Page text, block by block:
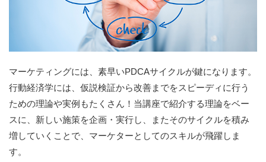
マーケティングには、素早いPDCAサイクルが鍵になります。
行動経済学には、仮説検証から改善までをスピーディに行う
ための理論や実例もたくさん！当講座で紹介する理論をベー
スに、新しい施策を企画・実行し、またそのサイクルを積み
増していくことで、マーケターとしてのスキルが飛躍しま
す。